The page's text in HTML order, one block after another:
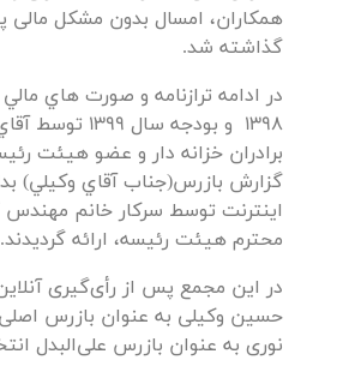
همکاران، امسال بدون مشکل
گذاشته شد.
در ادامه ترازنامه و صورت هاي
1398 و بودجه سال
برادران خزانه دار و عضو هيئت
گزارش بازرس(جناب آقاي وكيلي)
اینترنت توسط سرکار خانم
محترم هیئت رئیسه، ارائه گرديدند.
در این مجمع پس از رأی‌گیری
حسین وکیلی به عنوان بازرس اصلی
نوری به عنوان بازرس علی‌البدل